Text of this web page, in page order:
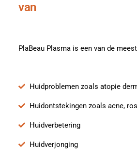
van
PlaBeau Plasma is een van de
Huidproblemen zoals atopie
Huidontstekingen zoals acne,
Huidverbetering
Huidverjonging